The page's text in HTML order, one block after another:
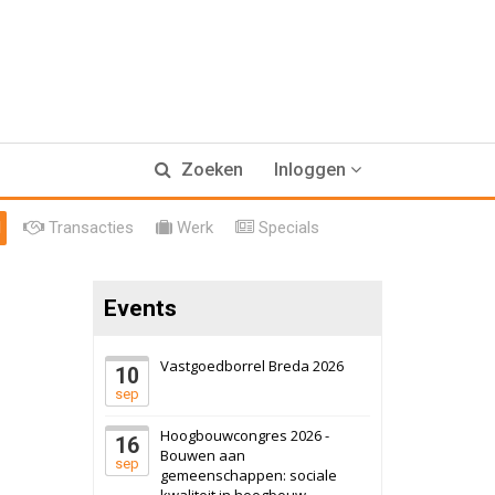
Zoeken Inloggen
Transacties Werk Specials
Events
10
sep
Vastgoedborrel Breda 2026
16
sep
Hoogbouwcongres 2026 -
Bouwen aan
gemeenschappen: sociale
17 september 2026
Voormalig
politiebureau
6 oktober 2026 Transformatieobject